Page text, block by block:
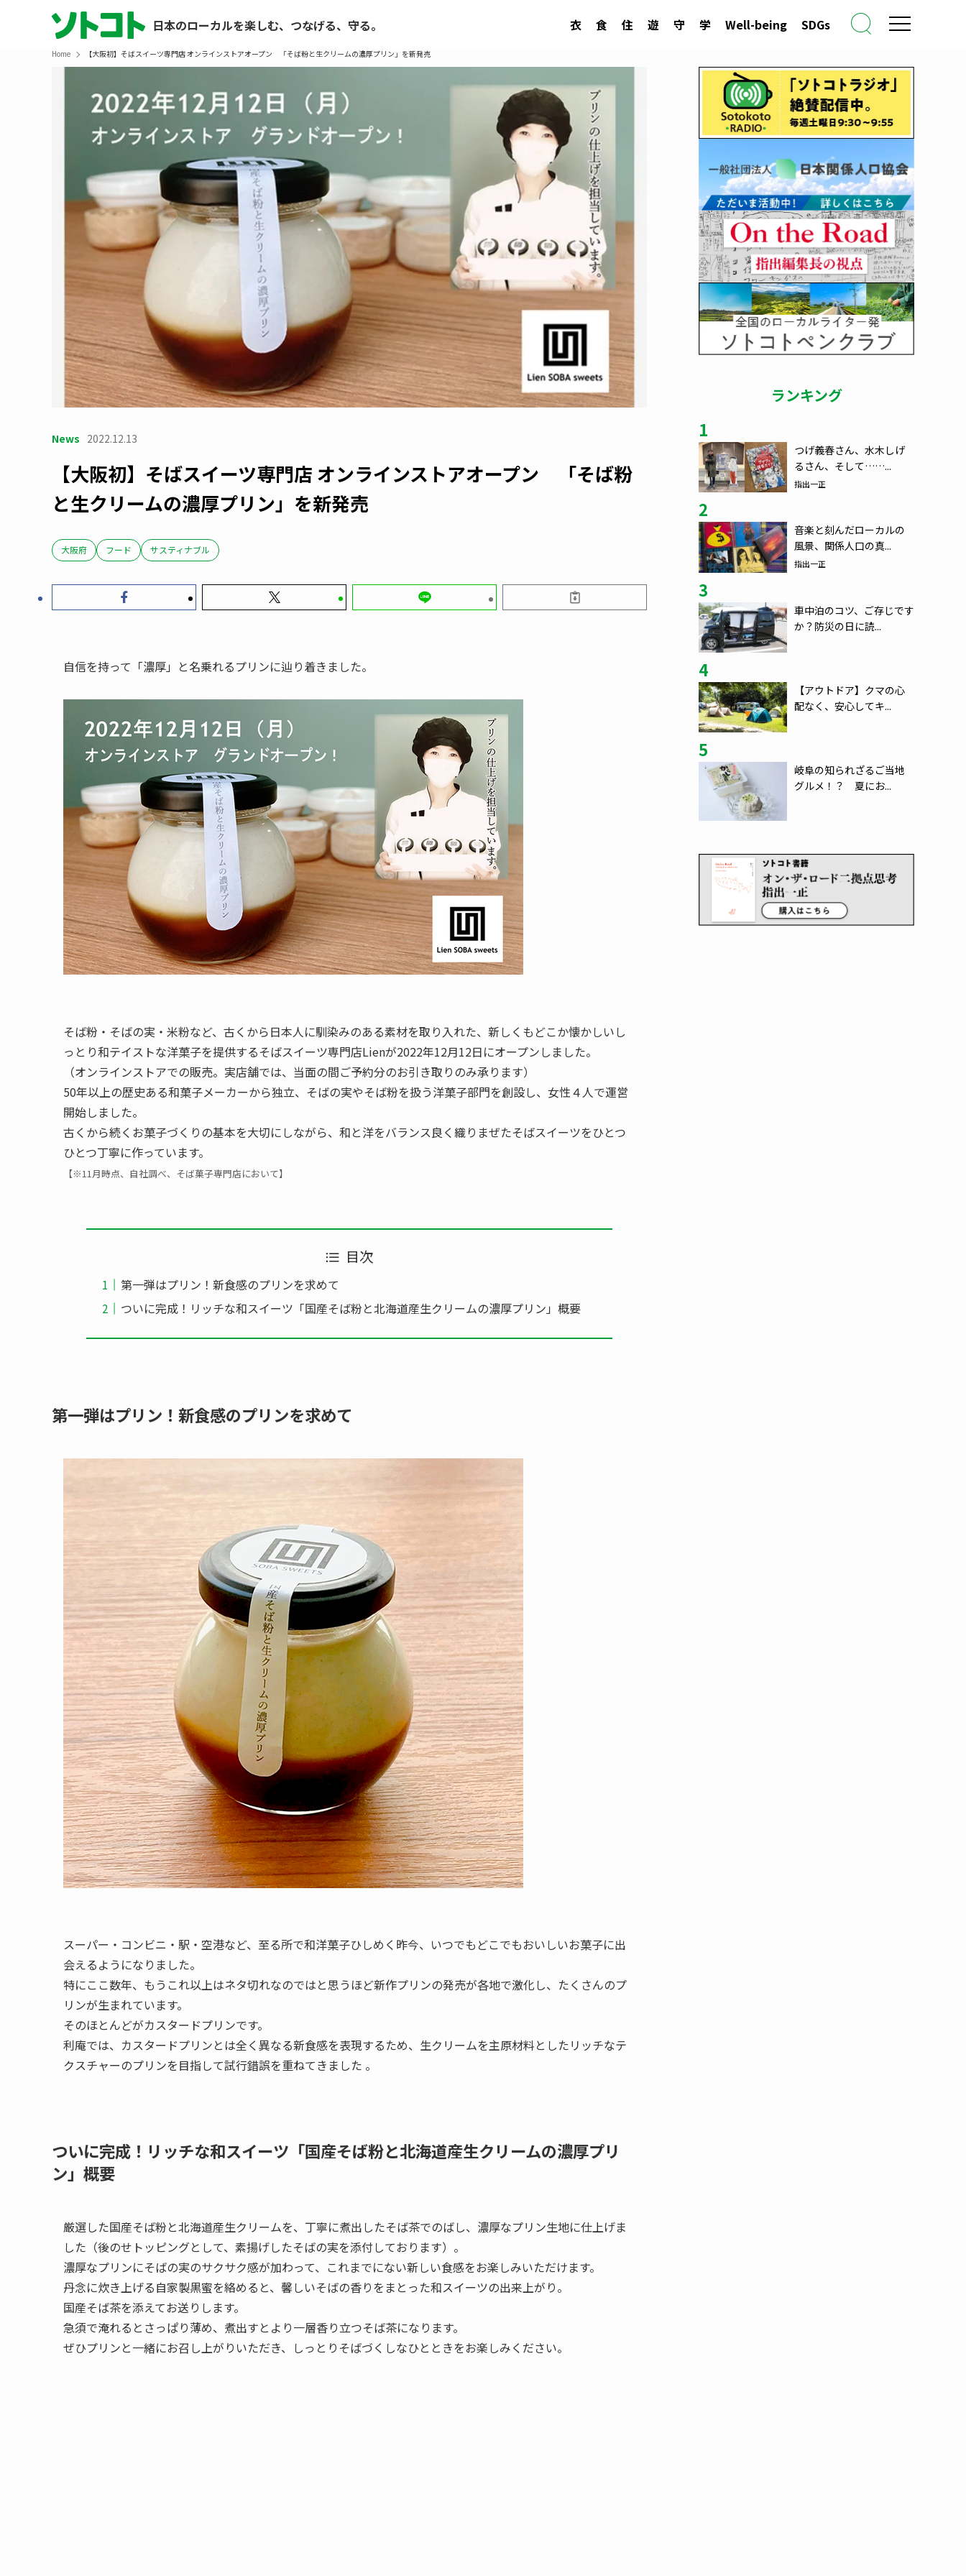
日本のローカルを楽しむ、つなげる、守る。 衣 食 住 遊 守 学 Well-being SDGs
Home 【大阪初】そばスイーツ専門店 オンラインストアオープン 「そば粉と生クリームの濃厚プリン」を新発売
News 2022.12.13
【大阪初】そばスイーツ専門店 オンラインストアオープン 「そば粉
と生クリームの濃厚プリン」を新発売
大阪府 フード サスティナブル
自信を持って「濃厚」と名乗れるプリンに辿り着きました。
そば粉・そばの実・米粉など、古くから日本人に馴染みのある素材を取り入れた、新しくもどこか懐かしいし
っとり和テイストな洋菓子を提供するそばスイーツ専門店Lienが2022年12月12日にオープンしました。
（オンラインストアでの販売。実店舗では、当面の間ご予約分のお引き取りのみ承ります）
50年以上の歴史ある和菓子メーカーから独立、そばの実やそば粉を扱う洋菓子部門を創設し、女性４人で運営
開始しました。
古くから続くお菓子づくりの基本を大切にしながら、和と洋をバランス良く織りまぜたそばスイーツをひとつ
ひとつ丁寧に作っています。
【※11月時点、自社調べ、そば菓子専門店において】
目次
第一弾はプリン！新食感のプリンを求めて
ついに完成！リッチな和スイーツ「国産そば粉と北海道産生クリームの濃厚プリン」概要
第一弾はプリン！新食感のプリンを求めて
スーパー・コンビニ・駅・空港など、至る所で和洋菓子ひしめく昨今、いつでもどこでもおいしいお菓子に出
会えるようになりました。
特にここ数年、もうこれ以上はネタ切れなのではと思うほど新作プリンの発売が各地で激化し、たくさんのプ
リンが生まれています。
そのほとんどがカスタードプリンです。
利庵では、カスタードプリンとは全く異なる新食感を表現するため、生クリームを主原材料としたリッチなテ
クスチャーのプリンを目指して試行錯誤を重ねてきました 。
ついに完成！リッチな和スイーツ「国産そば粉と北海道産生クリームの濃厚プリ
ン」概要
厳選した国産そば粉と北海道産生クリームを、丁寧に煮出したそば茶でのばし、濃厚なプリン生地に仕上げま
した（後のせトッピングとして、素揚げしたそばの実を添付しております）。
濃厚なプリンにそばの実のサクサク感が加わって、これまでにない新しい食感をお楽しみいただけます。
丹念に炊き上げる自家製黒蜜を絡めると、馨しいそばの香りをまとった和スイーツの出来上がり。
国産そば茶を添えてお送りします。
急須で淹れるとさっぱり薄め、煮出すとより一層香り立つそば茶になります。
ぜひプリンと一緒にお召し上がりいただき、しっとりそばづくしなひとときをお楽しみください。
ランキング
1
つげ義春さん、水木しげ
るさん、そして……...
指出一正
2
音楽と刻んだローカルの
風景、関係人口の真...
指出一正
3
車中泊のコツ、ご存じです
か？防災の日に読...
4
【アウトドア】クマの心
配なく、安心してキ...
5
岐阜の知られざるご当地
グルメ！？ 夏にお...